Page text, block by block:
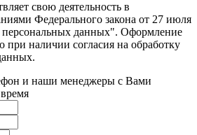
свою деятельность в
Федерального закона от 27 июля
данных". Оформление
при наличии согласия на обработку
и наши менеджеры с Вами